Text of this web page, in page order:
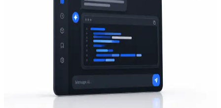
通过 ChatGPT、Claude Sonnet 与 Opus、Gemini Pro、
Kimi、DeepSeek 与 Qwen 触达最先进的推理能力。
ChatGPT 在工具调用与结构化输出上领先;Claude Sonnet
在长上下文智能体中表现稳定;Gemini Pro 处理视觉与外部接
地;Kimi 覆盖长上下文中文场景;DeepSeek 以更低价格提供强
推理能力——全部通过一个 reAPI 端点直达,兼容 OpenAI 客